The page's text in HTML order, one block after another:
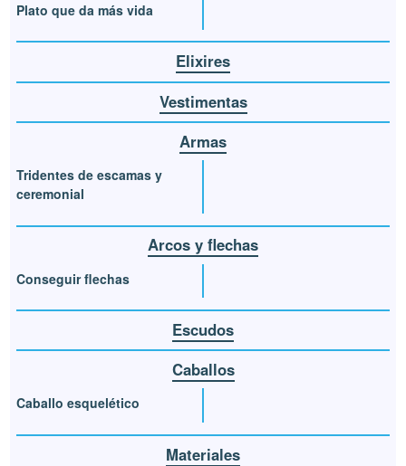
Plato que da más vida
Elixires
Vestimentas
Armas
Tridentes de escamas y
ceremonial
Arcos y flechas
Conseguir flechas
Escudos
Caballos
Caballo esquelético
Materiales